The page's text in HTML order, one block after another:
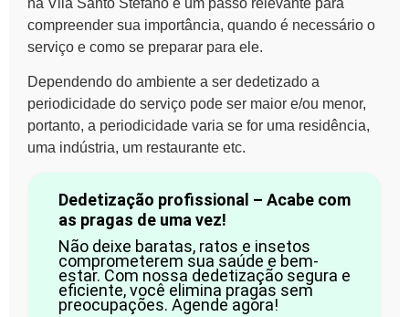
compreender sua importância, quando é necessário o
serviço e como se preparar para ele.
Dependendo do ambiente a ser dedetizado a
periodicidade do serviço pode ser maior e/ou menor,
portanto, a periodicidade varia se for uma residência,
uma indústria, um restaurante etc.
Dedetização profissional – Acabe com
as pragas de uma vez!
Não deixe baratas, ratos e insetos
comprometerem sua saúde e bem-
estar. Com nossa dedetização segura e
eficiente, você elimina pragas sem
preocupações. Agende agora!